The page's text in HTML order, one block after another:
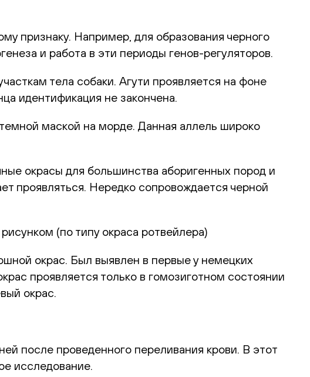
признаку. Например, для образования черного
и работа в эти периоды генов-регуляторов.
тела собаки. Агути проявляется на фоне
идентификация не закончена.
маской на морде. Данная аллель широко
окрасы для большинства аборигенных пород и
проявляться. Нередко сопровождается черной
(по типу окраса ротвейлера)
окрас. Был выявлен в первые у немецких
проявляется только в гомозиготном состоянии
окрас.
после проведенного переливания крови. В этот
исследование.